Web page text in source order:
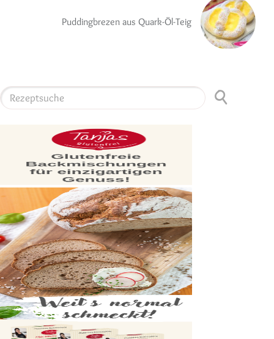
Puddingbrezen aus Quark-Öl-Teig